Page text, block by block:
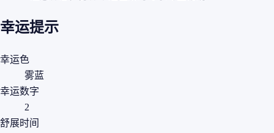
幸运提示
幸运色
雾蓝
幸运数字
2
舒展时间